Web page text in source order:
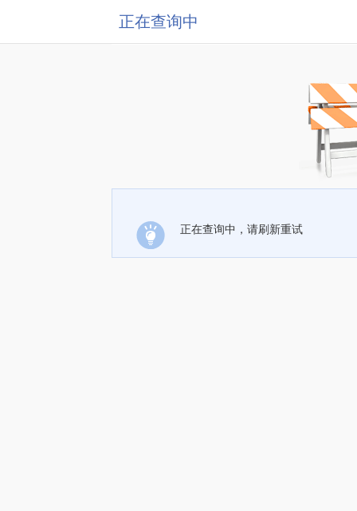
正在查询中
正在查询中，请刷新重试